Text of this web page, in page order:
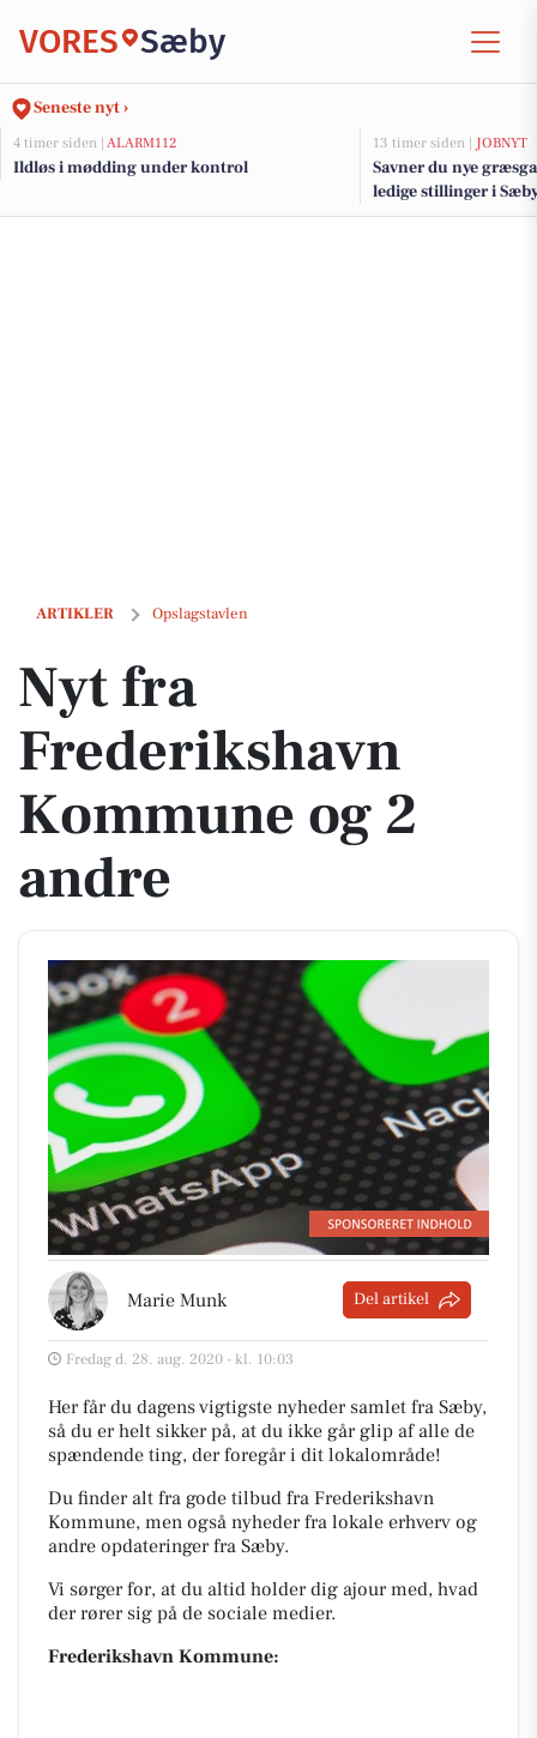
VORES Sæby
Seneste nyt ›
4 timer siden | ALARM112
Ildløs i mødding under kontrol
13 timer siden | JOBNYT
Savner du nye
ledige stillinger i
ARTIKLER Opslagstavlen
Nyt fra Frederikshavn Kommune og 2 andre
Nyt fra
Frederikshavn
Kommune og 2
andre
Marie Munk Del artikel
Fredag d. 28. aug. 2020 - kl. 10:03
Her får du dagens vigtigste nyheder samlet fra Sæby,
så du er helt sikker på, at du ikke går glip af alle de
spændende ting, der foregår i dit lokalområde!
Du finder alt fra gode tilbud fra Frederikshavn
Kommune, men også nyheder fra lokale erhverv og
andre opdateringer fra Sæby.
Vi sørger for, at du altid holder dig ajour med, hvad
der rører sig på de sociale medier.
Frederikshavn Kommune: